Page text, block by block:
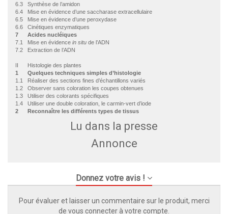
6.3 Synthèse de l’amidon
6.4 Mise en évidence d’une saccharase extracellulaire
6.5 Mise en évidence d’une peroxydase
6.6 Cinétiques enzymatiques
7 Acides nucléiques
7.1 Mise en évidence in situ de l’ADN
7.2 Extraction de l’ADN
II Histologie des plantes
1 Quelques techniques simples d’histologie
1.1 Réaliser des sections fines d’échantillons variés
1.2 Observer sans coloration les coupes obtenues
1.3 Utiliser des colorants spécifiques
1.4 Utiliser une double coloration, le carmin-vert d’iode
2 Reconnaître les différents types de tissus
Lu dans la presse
Annonce
Donnez votre avis !
Pour évaluer et laisser un commentaire sur le produit, merci
de vous connecter à votre compte.